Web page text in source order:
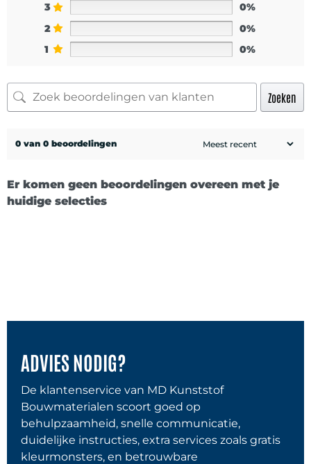
3
0%
2
0%
1
0%
Zoeken
0 van 0 beoordelingen
Er komen geen beoordelingen overeen met je
huidige selecties
ADVIES NODIG?
De klantenservice van MD Kunststof
Bouwmaterialen scoort goed op
behulpzaamheid, snelle communicatie,
duidelijke instructies, extra services zoals gratis
kleurmonsters, en betrouwbare